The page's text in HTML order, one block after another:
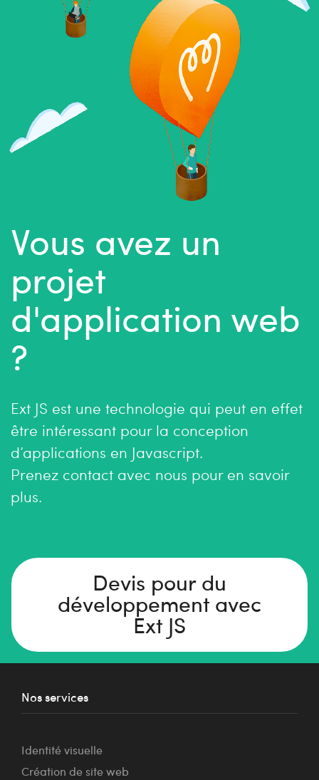
Vous avez un
projet
d'application web
?
Ext JS est une technologie qui peut en effet
être intéressant pour la conception
d’applications en Javascript.
Prenez contact avec nous pour en savoir
plus.
Devis pour du
développement avec
Ext JS
Nos services
Identité visuelle
Création de site web